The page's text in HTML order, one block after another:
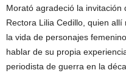
Morató agradeció la
Rectora Lilia Cedillo, quien
la vida de personajes
hablar de su propia
periodista de guerra en la